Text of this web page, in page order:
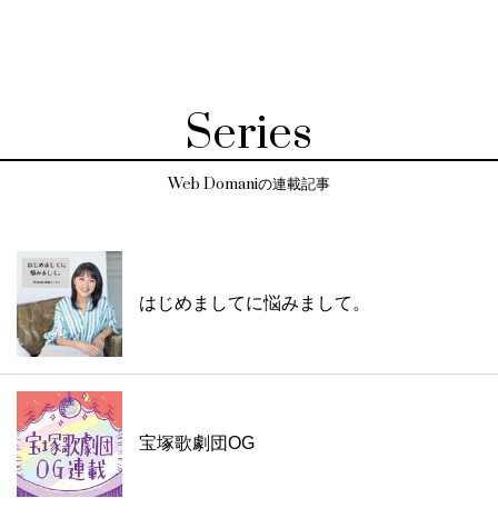
Series
Web Domaniの連載記事
はじめましてに悩みまして。
宝塚歌劇団OG